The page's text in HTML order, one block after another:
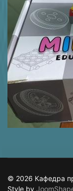
© 2026 Кафедра
Style by